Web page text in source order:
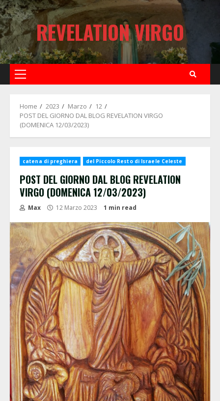
Skip
to
content
REVELATION VIRGO
Primary
Home 2023 Marzo
12
POST DEL GIORNO DAL BLOG REVELATION VIRGO
(DOMENICA 12/03/2023)
catena di preghiera del Piccolo Resto di Israele Celeste
POST DEL GIORNO DAL BLOG REVELATION
VIRGO (DOMENICA 12/03/2023)
Max 12 Marzo 2023 1 min read